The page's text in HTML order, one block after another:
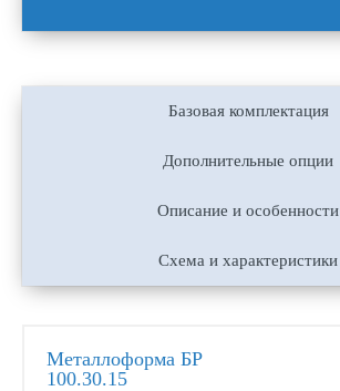
Базовая комплектация
Дополнительные опции
Описание и особенности
Схема и характеристики
Металлоформа БР
100.30.15